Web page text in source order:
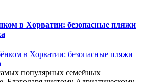
в Хорватии: безопасные пляжи
популярных семейных